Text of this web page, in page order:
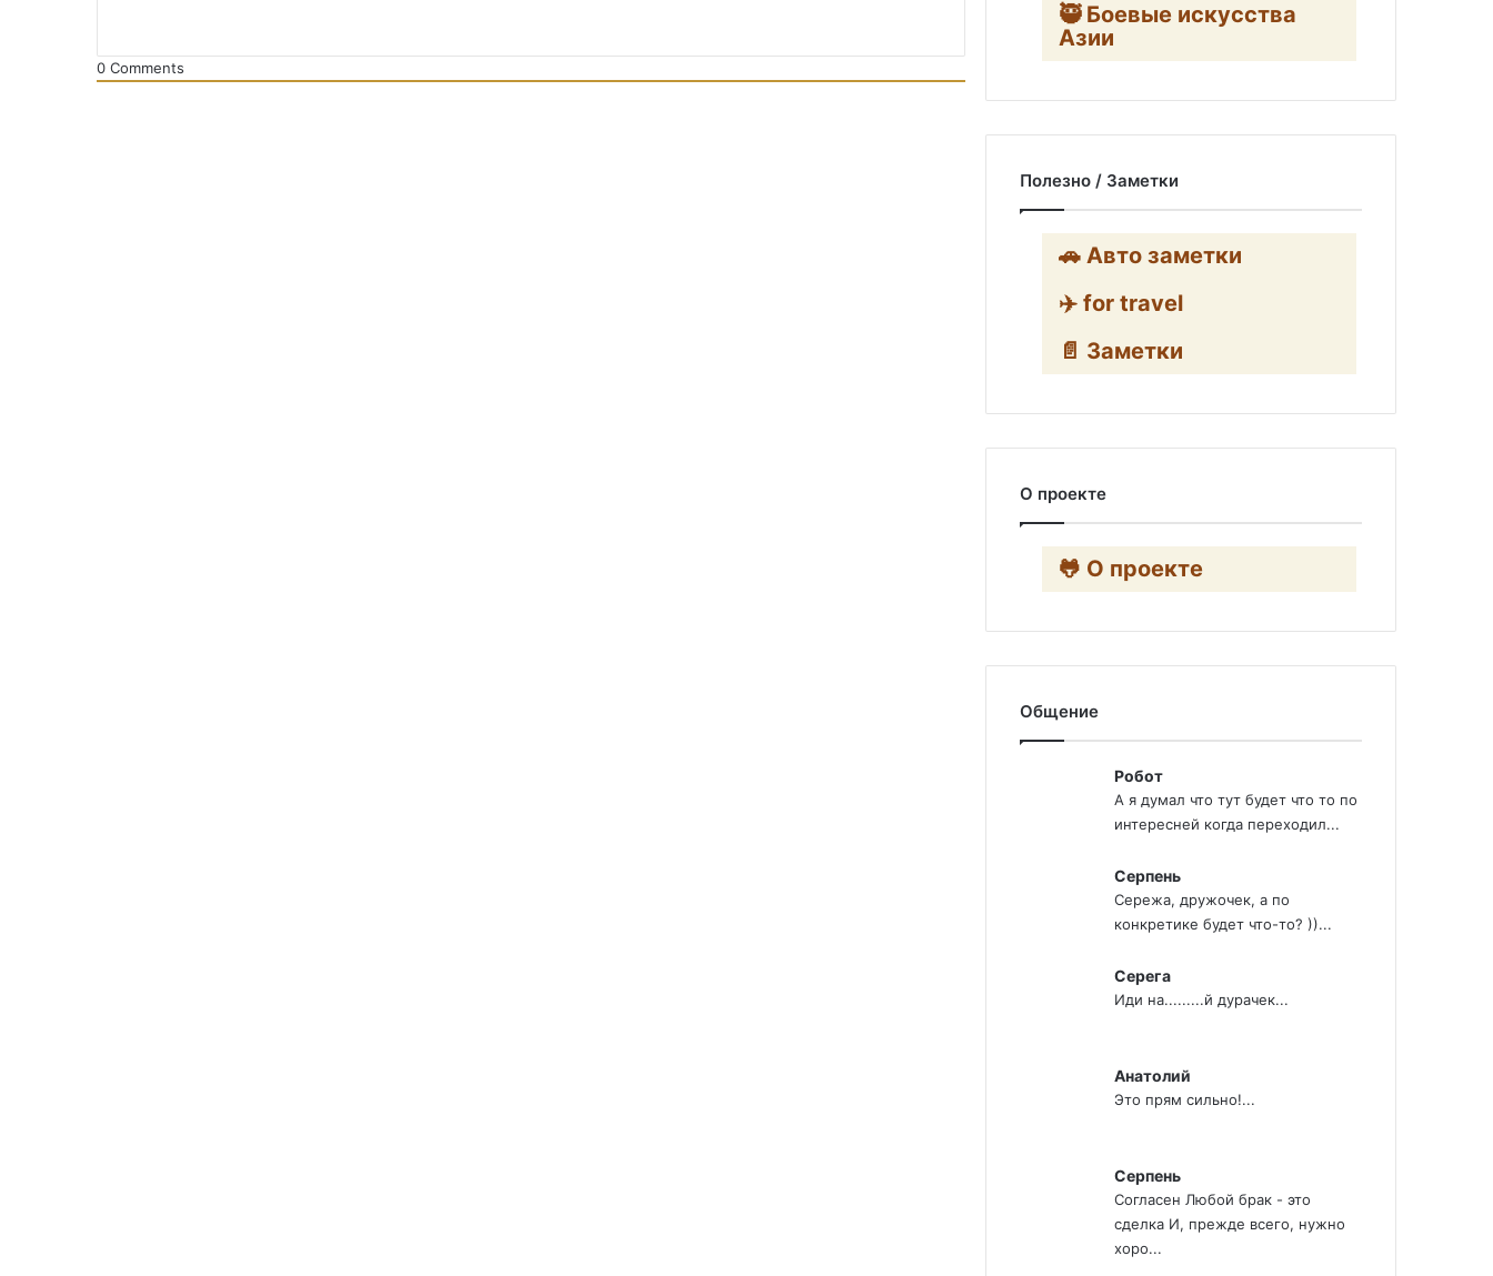
0 Comments
🥷 Боевые искусства
Азии
Полезно / Заметки
🚗 Авто заметки
✈️ for travel
📄 Заметки
О проекте
🐸 О проекте
Общение
Робот
А я думал что тут будет что то по
интересней когда переходил...
Серпень
Сережа, дружочек, а по
конкретике будет что-то? ))...
Серега
Иди на.........й дурачек...
Анатолий
Это прям сильно!...
Серпень
Согласен Любой брак - это
сделка И, прежде всего, нужно
хоро...